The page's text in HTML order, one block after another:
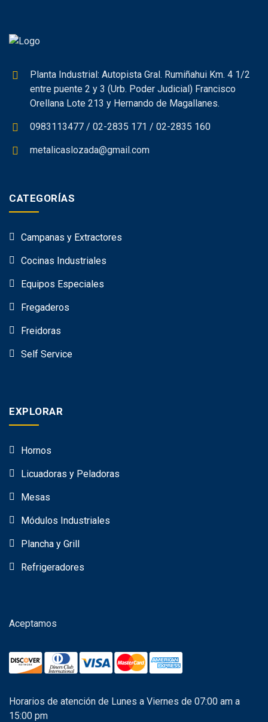
Planta Industrial: Autopista Gral. Rumiñahui Km. 4 1/2
entre puente 2 y 3 (Urb. Poder Judicial) Francisco
Orellana Lote 213 y Hernando de Magallanes.
0983113477 / 02-2835 171 / 02-2835 160
metalicaslozada@gmail.com
CATEGORÍAS
Campanas y Extractores
Cocinas Industriales
Equipos Especiales
Fregaderos
Freidoras
Self Service
EXPLORAR
Hornos
Licuadoras y Peladoras
Mesas
Módulos Industriales
Plancha y Grill
Refrigeradores
Aceptamos
Horarios de atención de Lunes a Viernes de 07:00 am a
15:00 pm